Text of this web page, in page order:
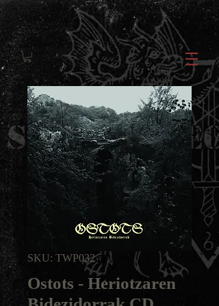
SKU: TWP032
Ostots - Heriotzaren